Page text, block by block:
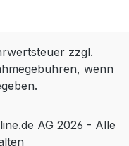
zzgl.
wenn
AG 2026 - Alle